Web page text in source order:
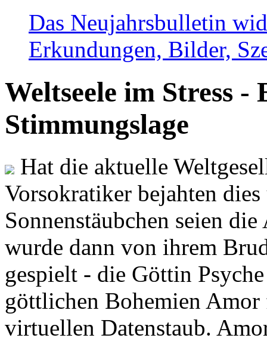
Das Neujahrsbulletin
Erkundungen, Bilder,
Weltseele im Stress -
Stimmungslage
Hat die aktuelle
Vorsokratiker bejahten
Sonnenstäubchen seien
wurde dann von ihrem
gespielt - die Göttin
göttlichen Bohemien
virtuellen Datenstaub.